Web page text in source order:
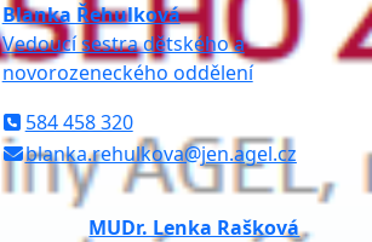
Blanka Řehulková
Vedoucí sestra dětského a
novorozeneckého oddělení
584 458 320
blanka.rehulkova@jen.agel.cz
MUDr. Lenka Rašková